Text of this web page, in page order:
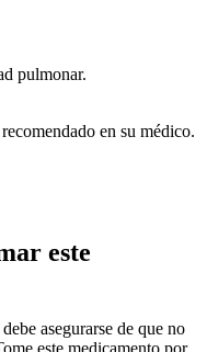
pulmonar.
en su médico.
este
asegurarse de que no
este medicamento por